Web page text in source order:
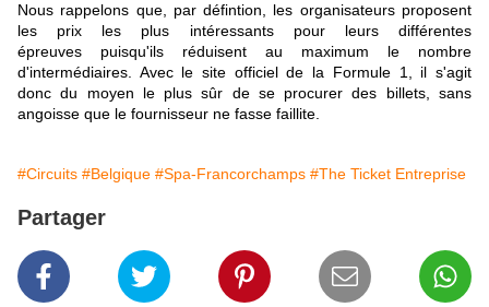
Nous rappelons que, par défintion, les organisateurs proposent
les prix les plus intéressants pour leurs différentes
épreuves puisqu'ils réduisent au maximum le nombre
d'intermédiaires. Avec le site officiel de la Formule 1, il s'agit
donc du moyen le plus sûr de se procurer des billets, sans
angoisse que le fournisseur ne fasse faillite.
#Circuits #Belgique #Spa-Francorchamps #The Ticket Entreprise
Partager